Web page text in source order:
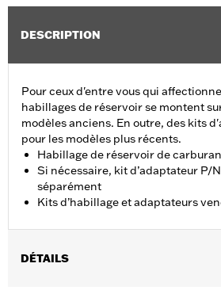
DESCRIPTION
Pour ceux d'entre vous qui
habillages de réservoir se montent
modèles anciens. En outre, des kits
pour les modèles plus récents.
Habillage de réservoir de
Si nécessaire, kit d’adaptateur P/
séparément
Kits d’habillage et adaptateurs
DÉTAILS